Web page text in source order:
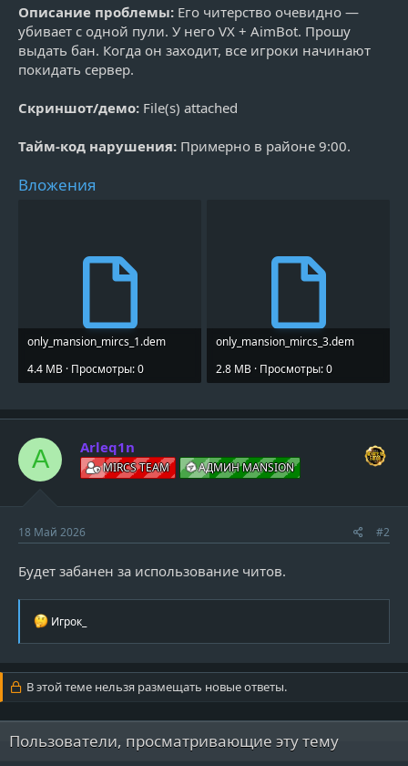
Описание проблемы: Его читерство очевидно —
убивает с одной пули. У него VX + AimBot. Прошу
выдать бан. Когда он заходит, все игроки начинают
покидать сервер.
Скриншот/демо: File(s) attached
Тайм-код нарушения: Примерно в районе 9:00.
Вложения
only_mansion_mircs_1.dem
4.4 MB · Просмотры: 0
only_mansion_mircs_3.dem
2.8 MB · Просмотры: 0
A Arleq1n
MIRCS TEAM АДМИН MANSION
18 Май 2026 #2
Будет забанен за использование читов.
Р
а
ц
и
:
Игрок_
В этой теме нельзя размещать новые ответы.
Пользователи, просматривающие эту тему